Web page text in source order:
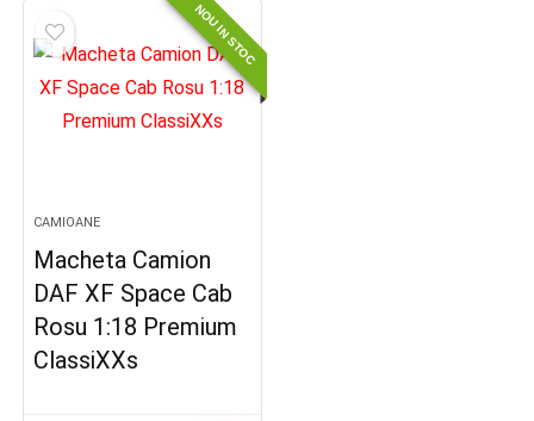
NOU IN STOC
CAMIOANE
Macheta Camion
DAF XF Space Cab
Rosu 1:18 Premium
ClassiXXs